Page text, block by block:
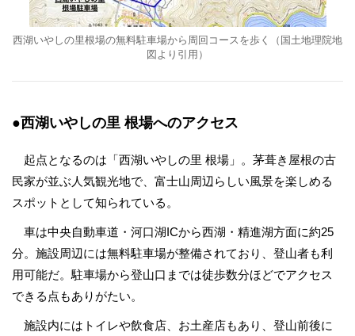
西湖いやしの里根場の無料駐車場から周回コースを歩く（国土地理院地
図より引用）
●西湖いやしの里 根場へのアクセス
起点となるのは「西湖いやしの里 根場」。茅葺き屋根の古
民家が並ぶ人気観光地で、富士山周辺らしい風景を楽しめる
スポットとして知られている。
車は中央自動車道・河口湖ICから西湖・精進湖方面に約25
分。施設周辺には無料駐車場が整備されており、登山者も利
用可能だ。駐車場から登山口までは徒歩数分ほどでアクセス
できる点もありがたい。
施設内にはトイレや飲食店、お土産店もあり、登山前後に